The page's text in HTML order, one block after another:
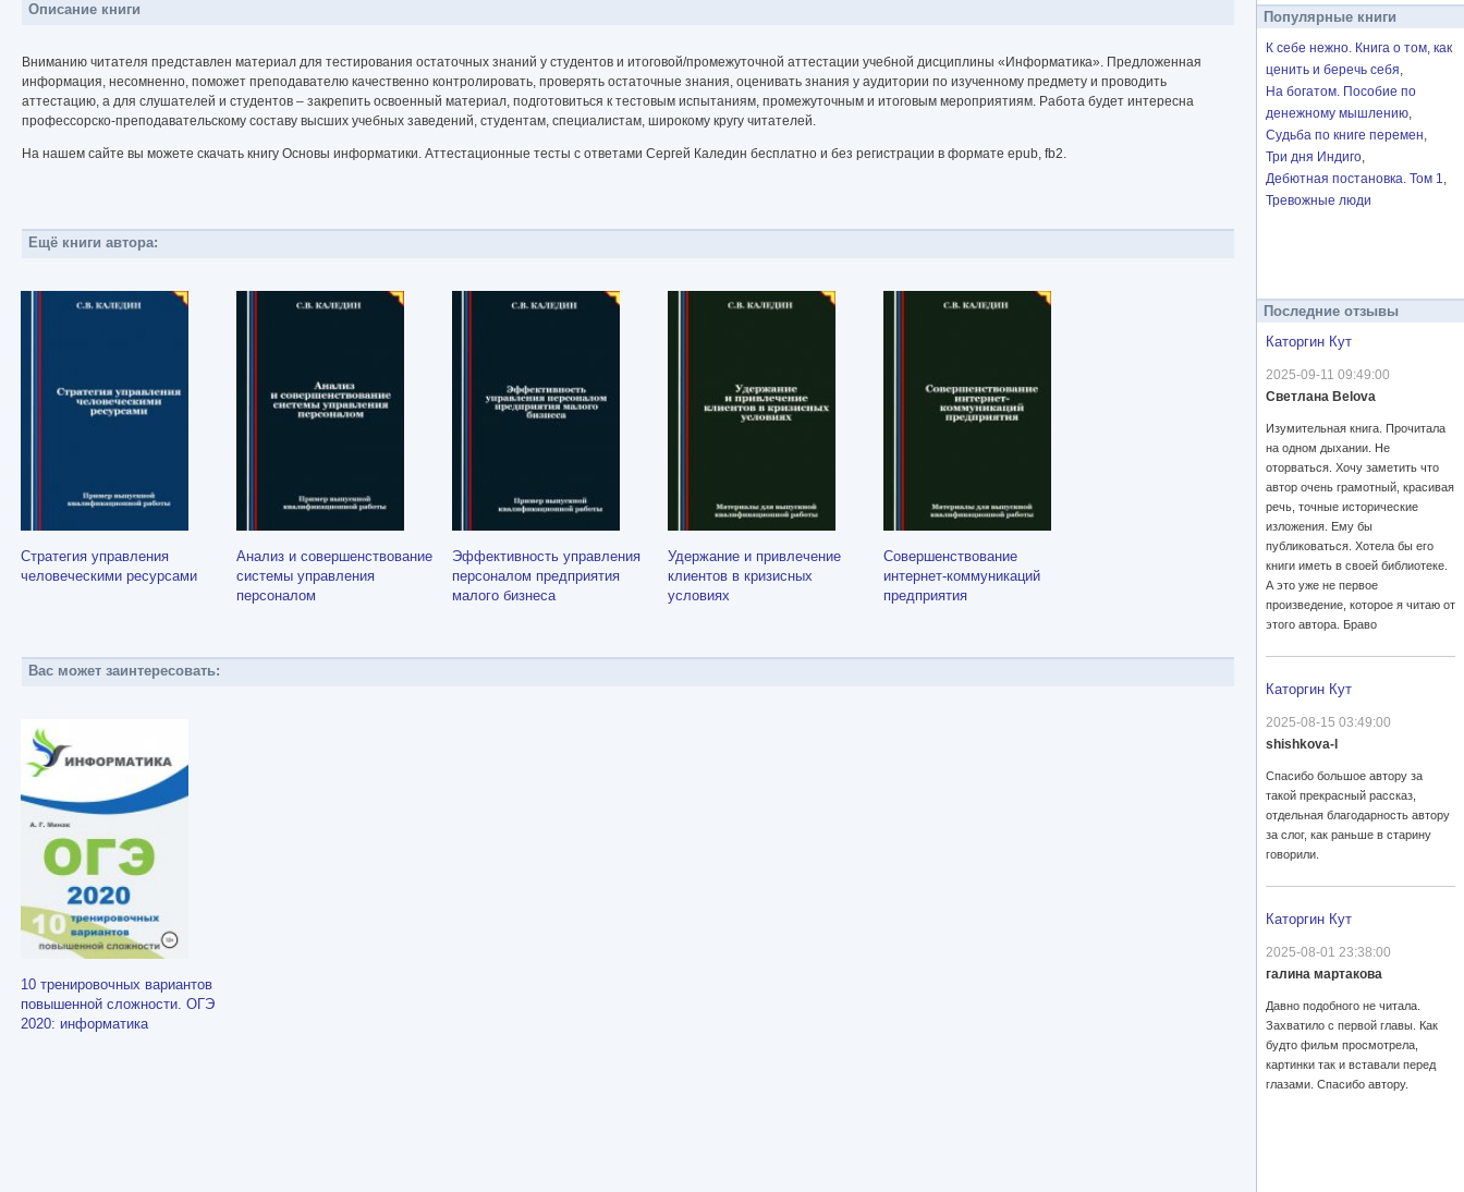
Описание книги
Вниманию читателя представлен материал для тестирования остаточных знаний у студентов и итоговой/промежуточной аттестации учебной дисциплины «Информатика». Предложенная
информация, несомненно, поможет преподавателю качественно контролировать, проверять остаточные знания, оценивать знания у аудитории по изученному предмету и проводить
аттестацию, а для слушателей и студентов – закрепить освоенный материал, подготовиться к тестовым испытаниям, промежуточным и итоговым мероприятиям. Работа будет интересна
профессорско-преподавательскому составу высших учебных заведений, студентам, специалистам, широкому кругу читателей.
На нашем сайте вы можете скачать книгу Основы информатики. Аттестационные тесты с ответами Сергей Каледин бесплатно и без регистрации в формате epub, fb2.
Ещё книги автора:
Стратегия управления
человеческими ресурсами
Анализ и совершенствование
системы управления
персоналом
Эффективность управления
персоналом предприятия
малого бизнеса
Удержание и привлечение
клиентов в кризисных
условиях
Совершенствование
интернет-коммуникаций
предприятия
Вас может заинтересовать:
10 тренировочных вариантов
повышенной сложности. ОГЭ
2020: информатика
Популярные книги
К себе нежно. Книга о том, как
ценить и беречь себя
На богатом. Пособие по
денежному мышлению
Судьба по книге перемен
Три дня Индиго
Дебютная постановка. Том 1
Тревожные люди
Последние отзывы
Каторгин Кут
2025-09-11 09:49:00
Светлана Belova
Изумительная книга. Прочитала
на одном дыхании. Не
оторваться. Хочу заметить что
автор очень грамотный, красивая
речь, точные исторические
изложения. Ему бы
публиковаться. Хотела бы его
книги иметь в своей библиотеке.
А это уже не первое
произведение, которое я читаю от
этого автора. Браво
Каторгин Кут
2025-08-15 03:49:00
shishkova-l
Спасибо большое автору за
такой прекрасный рассказ,
отдельная благодарность автору
за слог, как раньше в старину
говорили.
Каторгин Кут
2025-08-01 23:38:00
галина мартакова
Давно подобного не читала.
Захватило с первой главы. Как
будто фильм просмотрела,
картинки так и вставали перед
глазами. Спасибо автору.